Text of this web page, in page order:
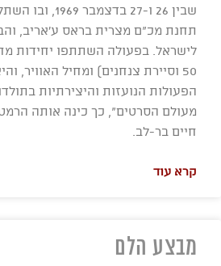
שבין 26 ו-27
תחנת מכ"ם מצרית בראס ע'אריב,
לישראל. בפעולה השתתפו יחידות
50 וסיירת צנחנים) ומחיל האוויר,
הפעולות הנועזות והיצירתיות
מעולם הסרטים", כך כינה אותה
חיים בר-לב.
קרא עוד
מבצע הלם